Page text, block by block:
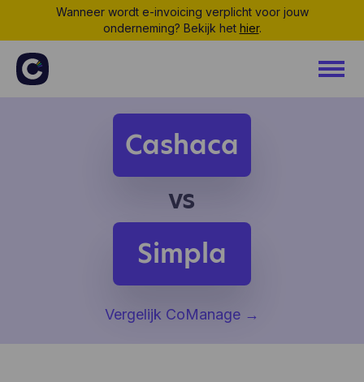
Wanneer wordt e-invoicing verplicht voor jouw
onderneming? Bekijk het hier.
Cashaca
vs
Simpla
Vergelijk CoManage →